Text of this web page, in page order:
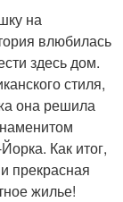
на
влюбилась
здесь дом.
стиля,
она решила
Как итог,
прекрасная
жилье!